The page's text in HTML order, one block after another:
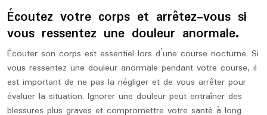
Écoutez votre corps et arrêtez-vous si
vous ressentez une douleur anormale.
Écouter son corps est essentiel lors d’une course nocturne. Si
vous ressentez une douleur anormale pendant votre course, il
est important de ne pas la négliger et de vous arrêter pour
évaluer la situation. Ignorer une douleur peut entraîner des
blessures plus graves et compromettre votre santé à long